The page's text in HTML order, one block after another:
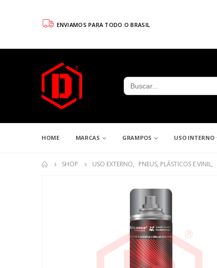
ENVIAMOS PARA TODO O BRASIL
Search
for:
HOME MARCAS GRAMPOS USO INTERNO
SHOP USO EXTERNO, PNEUS, PLÁSTICOS E VINIL,